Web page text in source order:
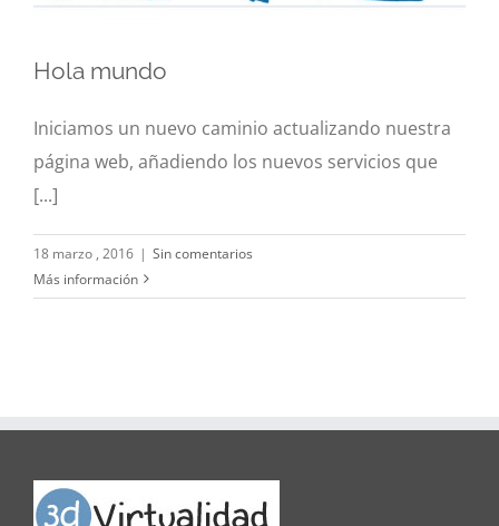
Hola mundo
Hola mundo
Iniciamos un nuevo caminio actualizando nuestra
página web, añadiendo los nuevos servicios que
[...]
18 marzo , 2016 | Sin comentarios
Más información